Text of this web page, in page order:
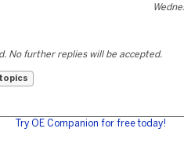
No further replies will be accepted.
Try OE Companion for free today!